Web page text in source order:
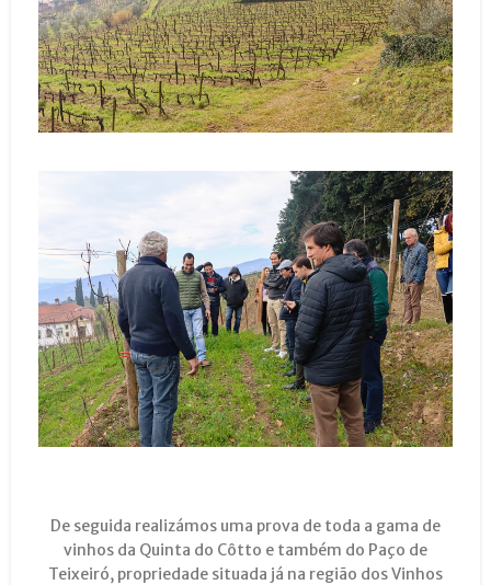
De seguida realizámos uma prova de toda a gama de
vinhos da Quinta do Côtto e também do Paço de
Teixeiró, propriedade situada já na região dos Vinhos